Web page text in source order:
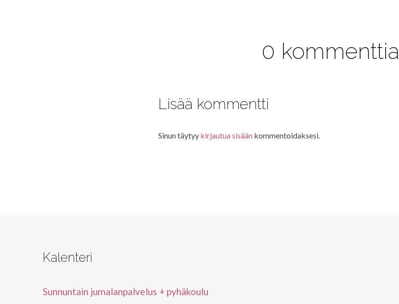
0 kommenttia
Lisää kommentti
Sinun täytyy kirjautua sisään kommentoidaksesi.
Kalenteri
Sunnuntain jumalanpalvelus + pyhäkoulu